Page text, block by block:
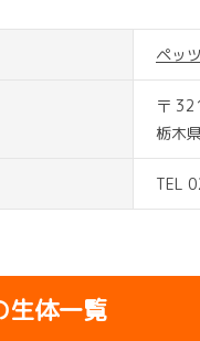
ペッ
〒
栃木
TEL
生体一覧